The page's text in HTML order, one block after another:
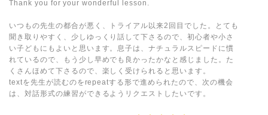
Thank you for your wonderful lesson.
いつもの先生の都合が悪く、トライアル以来2回目でした。とても
聞き取りやすく、少しゆっくり話して下さるので、初心者や小さ
い子どもにもよいと思います。息子は、ナチュラルスピードに慣
れているので、もう少し早めでも良かったかなと感じました。た
くさんほめて下さるので、楽しく受けられると思います。
textを先生が読むのをrepeatする形で進められたので、次の機会
は、対話形式の練習ができるようリクエストしたいです。